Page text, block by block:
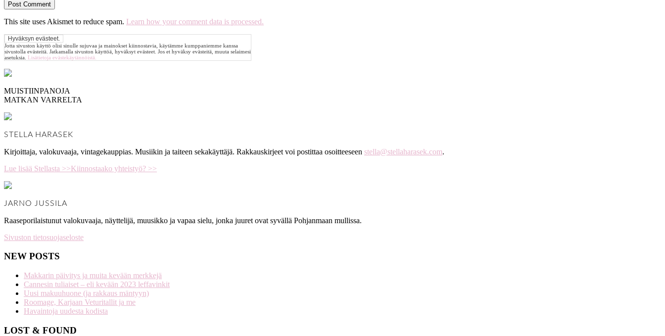
This site uses Akismet to reduce spam. Learn how your comment data is processed.
Jotta sivuston käyttö olisi sinulle sujuvaa ja mainokset kiinnostavia, käytämme kumppaniemme kanssa
sivustolla evästeitä. Jatkamalla sivuston käyttöä, hyväksyt evästeet. Jos et hyväksy evästeitä, muuta selaimesi
asetuksia. Lisätietoja evästekäytännöistä.
MUISTIINPANOJA
MATKAN VARRELTA
STELLA HARASEK
Kirjoittaja, valokuvaaja, vintagekauppias. Musiikin ja taiteen sekakäyttäjä. Rakkauskirjeet voi postittaa osoitteeseen stella@stellaharasek.com.
Lue lisää Stellasta >>Kiinnostaako yhteistyö? >>
JARNO JUSSILA
Raaseporilaistunut valokuvaaja, näyttelijä, muusikko ja vapaa sielu, jonka juuret ovat syvällä Pohjanmaan mullissa.
Sivuston tietosuojaseloste
NEW POSTS
Makkarin päivitys ja muita kevään merkkejä
Cannesin tuliaiset – eli kevään 2023 leffavinkit
Uusi makuuhuone (ja rakkaus mäntyyn)
Roomage, Karjaan Veturitallit ja me
Havaintoja uudesta kodista
LOST & FOUND